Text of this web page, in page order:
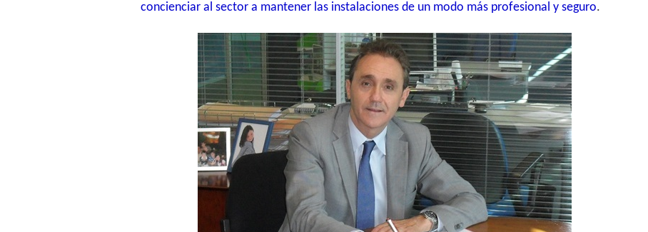
concienciar al sector a mantener las instalaciones de un modo más profesional y seguro.